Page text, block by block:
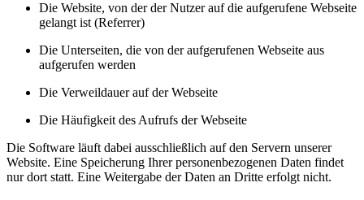
Die Website, von der der Nutzer auf die aufgerufene Webseite
gelangt ist (Referrer)
Die Unterseiten, die von der aufgerufenen Webseite aus
aufgerufen werden
Die Verweildauer auf der Webseite
Die Häufigkeit des Aufrufs der Webseite
Die Software läuft dabei ausschließlich auf den Servern unserer
Website. Eine Speicherung Ihrer personenbezogenen Daten findet
nur dort statt. Eine Weitergabe der Daten an Dritte erfolgt nicht.